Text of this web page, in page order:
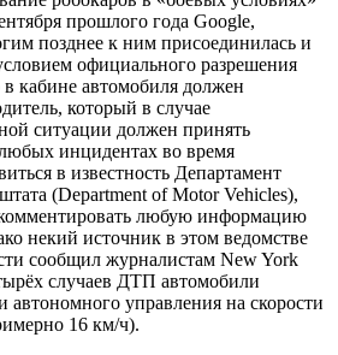
прошлого года Google,
позднее к ним присоединилась и
официального разрешения
кабине автомобиля должен
который в случае
ситуации должен принять
инцидентах во время
в известность Департамент
(Department of Motor Vehicles),
комментировать любую информацию
некий источник в этом ведомстве
сообщил журналистам New York
случаев ДТП автомобили
автономного управления на скорости
16 км/ч).